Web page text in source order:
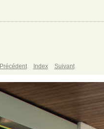
Précédent Index Suivant